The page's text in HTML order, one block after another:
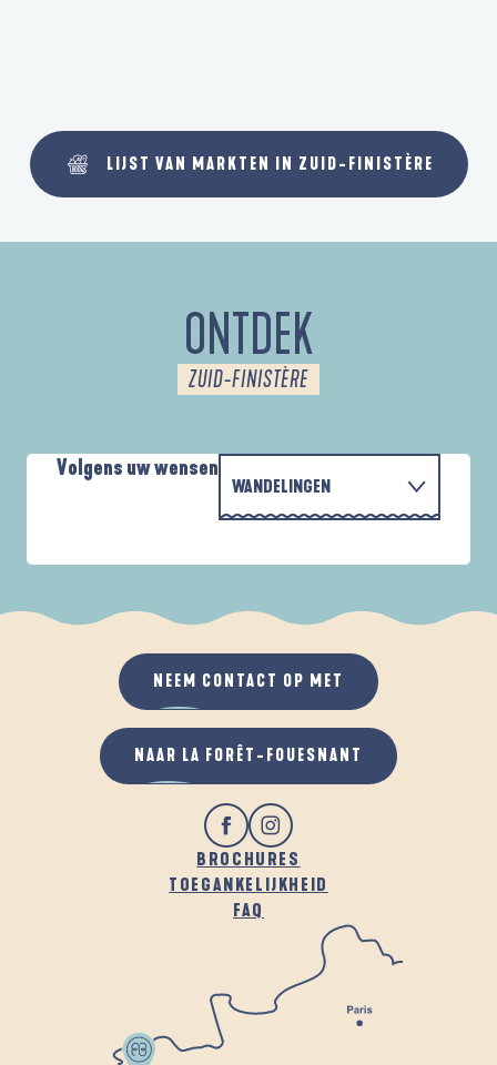
LIJST VAN MARKTEN IN ZUID-FINISTÈRE
ONTDEK
ZUID-FINISTÈRE
Volgens uw wensen
WANDELINGEN
ALS HET REGENT
IN DE FRISSE LUCHT
BROCHURES
TOEGANKELIJKHEID
FAQ
NEEM CONTACT OP MET
NAAR LA FORÊT-FOUESNANT